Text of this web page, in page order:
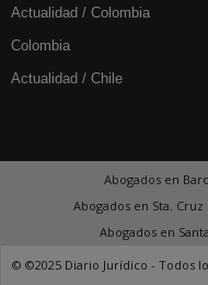
Actualidad / Colombia
Colombia
Actualidad / Chile
Abogados en
Abogados en Sta.
Abogados en
© ©2025 Diario Jurídico - Todos